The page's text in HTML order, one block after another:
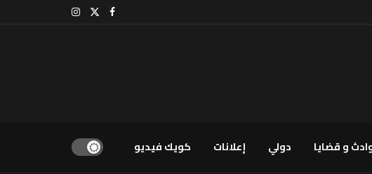
و قضايا دولي إعلانات كويك فيديو